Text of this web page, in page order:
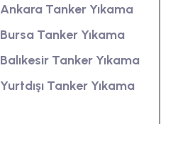
Ankara Tanker Yıkama
Bursa Tanker Yıkama
Balıkesir Tanker Yıkama
Yurtdışı Tanker Yıkama